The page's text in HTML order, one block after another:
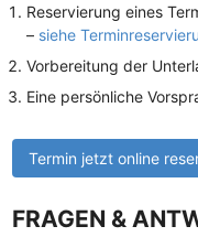
Reservierung eines
– siehe
Vorbereitung der
Eine persönliche
Termin jetzt online
FRAGEN &